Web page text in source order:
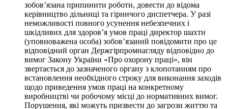
зобов’язана припинити роботи, довести до відома
керівництво дільниці та гірничого диспетчера. У разі
неможливості повного усунення небезпечних і
шкідливих для здоров’я умов праці директор шахти
(уповноважена особа) зобов’язаний повідомити про це
відповідний орган Держгірпромнагляду відповідно до
вимог Закону України «Про охорону праці», він
звертається до зазначеного органу з клопотанням про
встановлення необхідного строку для виконання заходів
щодо приведення умов праці на конкретному
виробництві чи робочому місці до нормативних вимог.
Порушення, які можуть призвести до загрози життю та